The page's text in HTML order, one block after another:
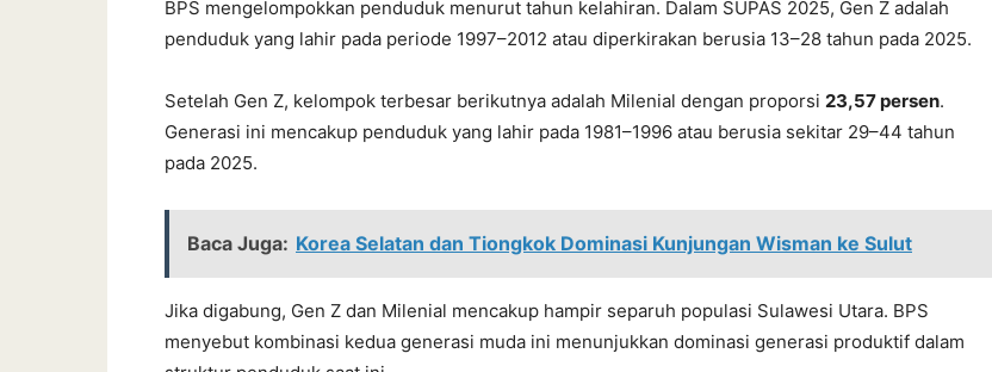
BPS mengelompokkan penduduk menurut tahun kelahiran. Dalam SUPAS 2025, Gen Z adalah
penduduk yang lahir pada periode 1997–2012 atau diperkirakan berusia 13–28 tahun pada 2025.
Setelah Gen Z, kelompok terbesar berikutnya adalah Milenial dengan proporsi 23,57 persen.
Generasi ini mencakup penduduk yang lahir pada 1981–1996 atau berusia sekitar 29–44 tahun
pada 2025.
Baca Juga: Korea Selatan dan Tiongkok Dominasi Kunjungan Wisman ke Sulut
Jika digabung, Gen Z dan Milenial mencakup hampir separuh populasi Sulawesi Utara. BPS
menyebut kombinasi kedua generasi muda ini menunjukkan dominasi generasi produktif dalam